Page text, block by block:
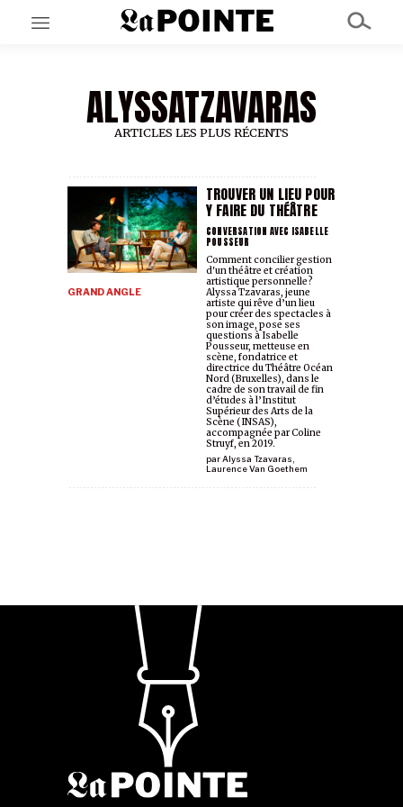
EN CE MOMENT
GRAND ANGLE
AU LARGE
À PROPOS
NOS PARTENAIRES
ALYSSATZAVARAS
ARTICLES LES PLUS RÉCENTS
TROUVER UN LIEU POUR
Y FAIRE DU THÉÂTRE
CONVERSATION AVEC ISABELLE
POUSSEUR
GRAND ANGLE
parAlyssa Tzavaras,
Laurence Van Goethem
Comment concilier gestion
d'un théâtre et création
artistique personnelle?
Alyssa Tzavaras, jeune
artiste qui rêve d’un lieu
pour créer des spectacles à
son image, pose ses
questions à Isabelle
Pousseur, metteuse en
scène, fondatrice et
directrice du Théâtre Océan
Nord (Bruxelles), dans le
cadre de son travail de fin
d’études à l’Institut
Supérieur des Arts de la
Scène (INSAS),
accompagnée par Coline
Struyf, en 2019.